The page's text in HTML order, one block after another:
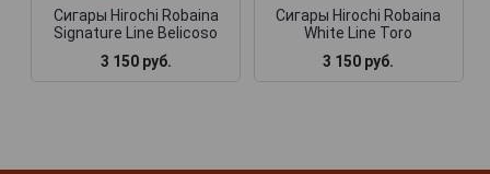
Сигары Hirochi Robaina
Signature Line Belicoso
3 150 руб.
Сигары Hirochi Robaina
White Line Toro
3 150 руб.